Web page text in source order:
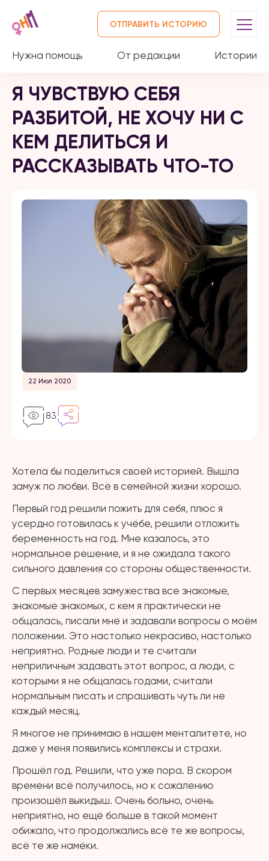
Нужна помощь От редакции Истории
ОТПРАВИТЬ ИСТОРИЮ
Я ЧУВСТВУЮ СЕБЯ
РАЗБИТОЙ, НЕ ХОЧУ НИ С
КЕМ ДЕЛИТЬСЯ И
РАССКАЗЫВАТЬ ЧТО-ТО
22 Июл 2020
83
Хотела бы поделиться своей историей. Вышла
замуж по любви. Всё в семейной жизни хорошо.
Первый год решили пожить для себя, плюс я
усердно готовилась к учёбе, решили отложить
беременность на год. Мне казалось, это
нормальное решение, и я не ожидала такого
сильного давления со стороны общественности.
С первых месяцев замужества все знакомые,
знакомые знакомых, с кем я практически не
общалась, писали мне и задавали вопросы о моём
положении. Это настолько некрасиво, настолько
неприятно. Родные люди и те считали
неприличным задавать этот вопрос, а люди, с
которыми я не общалась годами, считали
нормальным писать и спрашивать чуть ли не
каждый месяц.
Я многое не принимаю в нашем менталитете, но
даже у меня появились комплексы и страхи.
Прошёл год. Решили, что уже пора. В скором
времени всё получилось, но к сожалению
произошёл выкидыш. Очень больно, очень
неприятно, но ещё больше в такой момент
обижало, что продолжались всё те же вопросы,
всё те же намёки.